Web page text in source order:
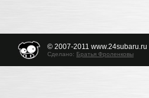
© 2007-2011 www.24subaru.ru
Сделано: Братья Фроленковы